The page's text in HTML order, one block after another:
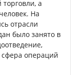
а
На
отрасли
было занято в
сфера операций